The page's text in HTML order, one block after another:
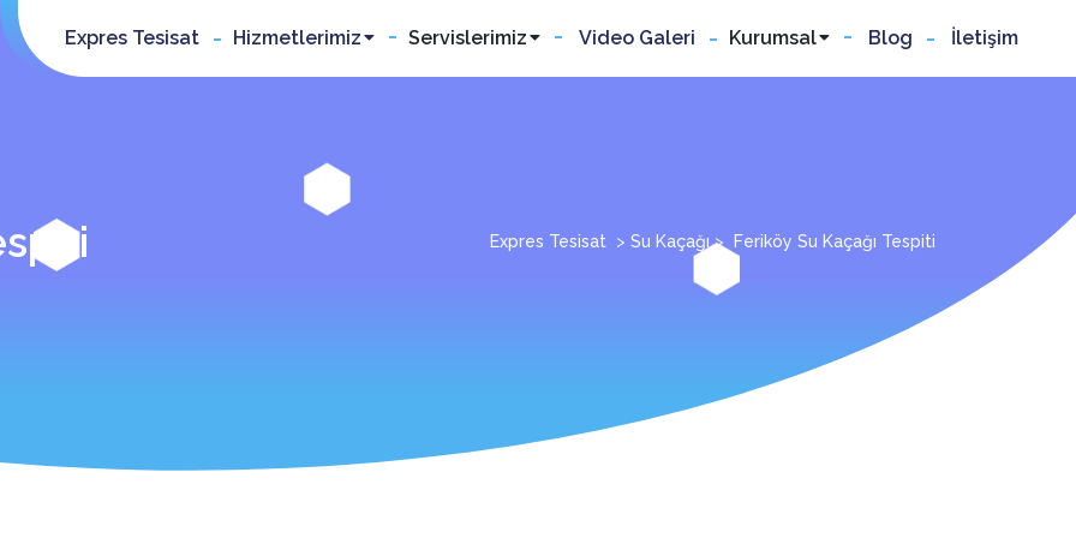
Expres Tesisat Hizmetlerimiz Servislerimiz Video Galeri Kurumsal Blog İletişim
Expres Tesisat > Su Kaçağı> Feriköy Su Kaçağı Tespiti